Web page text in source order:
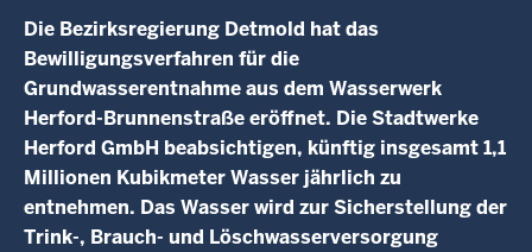
Die Bezirksregierung Detmold hat das
Bewilligungsverfahren für die
Grundwasserentnahme aus dem Wasserwerk
Herford-Brunnenstraße eröffnet. Die Stadtwerke
Herford GmbH beabsichtigen, künftig insgesamt 1,1
Millionen Kubikmeter Wasser jährlich zu
entnehmen. Das Wasser wird zur Sicherstellung der
Trink-, Brauch- und Löschwasserversorgung